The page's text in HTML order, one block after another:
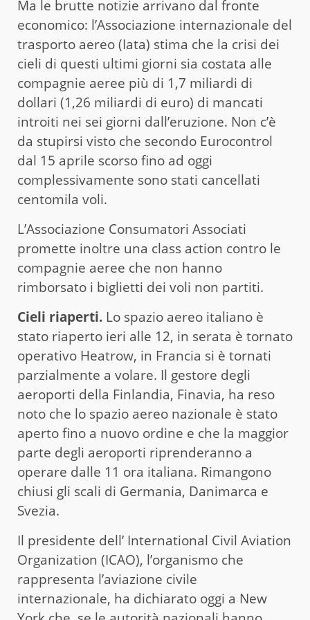
Ma le brutte notizie arrivano dal fronte
economico: l’Associazione internazionale del
trasporto aereo (Iata) stima che la crisi dei
cieli di questi ultimi giorni sia costata alle
compagnie aeree più di 1,7 miliardi di
dollari (1,26 miliardi di euro) di mancati
introiti nei sei giorni dall’eruzione. Non c’è
da stupirsi visto che secondo Eurocontrol
dal 15 aprile scorso fino ad oggi
complessivamente sono stati cancellati
centomila voli.
L’Associazione Consumatori Associati
promette inoltre una class action contro le
compagnie aeree che non hanno
rimborsato i biglietti dei voli non partiti.
Cieli riaperti. Lo spazio aereo italiano è
stato riaperto ieri alle 12, in serata è tornato
operativo Heatrow, in Francia si è tornati
parzialmente a volare. Il gestore degli
aeroporti della Finlandia, Finavia, ha reso
noto che lo spazio aereo nazionale è stato
aperto fino a nuovo ordine e che la maggior
parte degli aeroporti riprenderanno a
operare dalle 11 ora italiana. Rimangono
chiusi gli scali di Germania, Danimarca e
Svezia.
Il presidente dell’ International Civil Aviation
Organization (ICAO), l’organismo che
rappresenta l’aviazione civile
internazionale, ha dichiarato oggi a New